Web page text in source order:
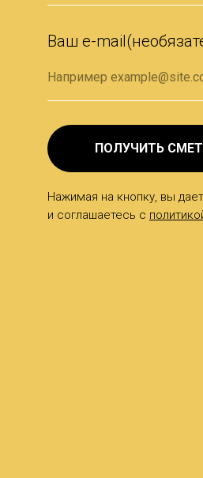
Ваш e-
ПОЛУЧИТЬ
Нажимая на кнопку, вы
и соглашаетесь c